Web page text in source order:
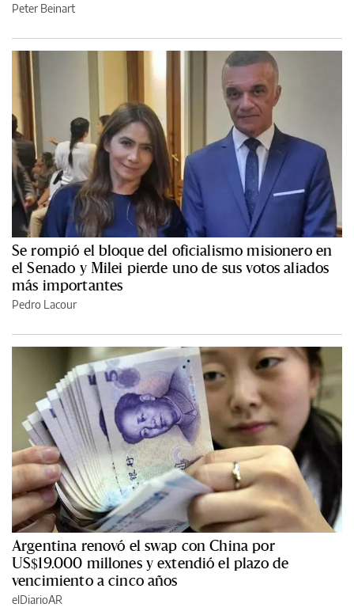
Peter Beinart
Se rompió el bloque del oficialismo misionero en
el Senado y Milei pierde uno de sus votos aliados
más importantes
Pedro Lacour
Argentina renovó el swap con China por
US$19.000 millones y extendió el plazo de
vencimiento a cinco años
elDiarioAR